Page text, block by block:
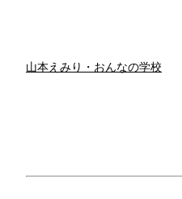
山本えみり・おんなの学校